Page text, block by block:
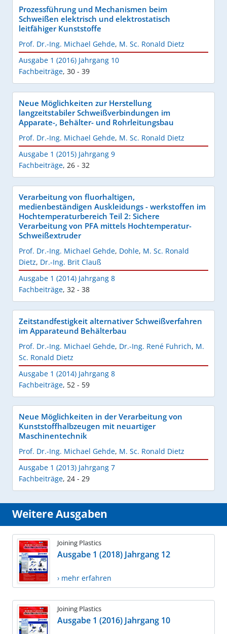
Prozessführung und Mechanismen beim
Schweißen elektrisch und elektrostatisch
leitfähiger Kunststoffe
Prof. Dr.-Ing. Michael Gehde, M. Sc. Ronald Dietz
Ausgabe 1 (2016) Jahrgang 10
Fachbeiträge, 30 - 39
Neue Möglichkeiten zur Herstellung
langzeitstabiler Schweißverbindungen im
Apparate-, Behälter- und Rohrleitungsbau
Prof. Dr.-Ing. Michael Gehde, M. Sc. Ronald Dietz
Ausgabe 1 (2015) Jahrgang 9
Fachbeiträge, 26 - 32
Verarbeitung von fluorhaltigen,
medienbeständigen Auskleidungs - werkstoffen im
Hochtemperaturbereich Teil 2: Sichere
Verarbeitung von PFA mittels Hochtemperatur-
Schweißextruder
Prof. Dr.-Ing. Michael Gehde, Dohle, M. Sc. Ronald
Dietz, Dr.-Ing. Brit Clauß
Ausgabe 1 (2014) Jahrgang 8
Fachbeiträge, 32 - 38
Zeitstandfestigkeit alternativer Schweißverfahren
im Apparateund Behälterbau
Prof. Dr.-Ing. Michael Gehde, Dr.-Ing. René Fuhrich, M.
Sc. Ronald Dietz
Ausgabe 1 (2014) Jahrgang 8
Fachbeiträge, 52 - 59
Neue Möglichkeiten in der Verarbeitung von
Kunststoffhalbzeugen mit neuartiger
Maschinentechnik
Prof. Dr.-Ing. Michael Gehde, M. Sc. Ronald Dietz
Ausgabe 1 (2013) Jahrgang 7
Fachbeiträge, 24 - 29
Weitere Ausgaben
Joining Plastics
Ausgabe 1 (2018) Jahrgang 12
› mehr erfahren
Joining Plastics
Ausgabe 1 (2016) Jahrgang 10